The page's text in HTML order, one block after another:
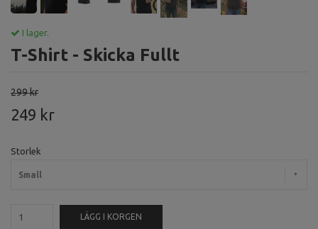
I lager.
T-Shirt - Skicka Fullt
299 kr
249 kr
Storlek
Small
LÄGG I KORGEN